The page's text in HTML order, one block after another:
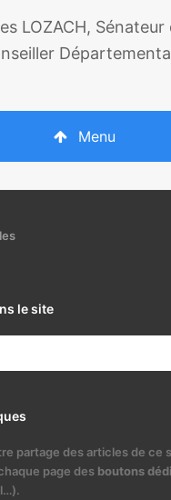
LOZACH, Sénateur
Menu
le site
partage des articles de ce
page des boutons